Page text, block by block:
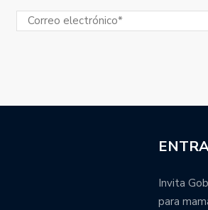
Invita
para